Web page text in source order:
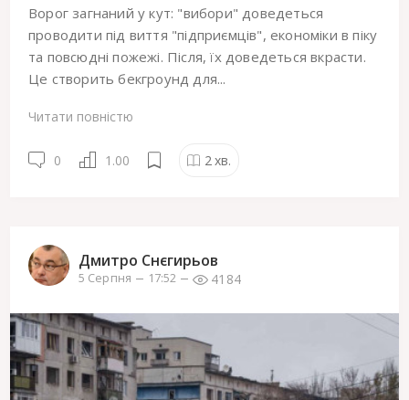
Ворог загнаний у кут: "вибори" доведеться
проводити під виття "підприємцiв", економіки в піку
та повсюдні пожежі. Після, їх доведеться вкрасти.
Це створить бекгроунд для...
Читати повністю
0 1.00 2хв.
Дмитро Снєгирьов
5 Серпня 17:52 4184